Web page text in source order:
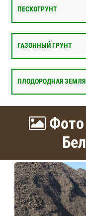
ПЕСКОГРУНТ
ГАЗОННЫЙ ГРУНТ
ПЛОДОРОДНАЯ ЗЕМЛЯ
Фото